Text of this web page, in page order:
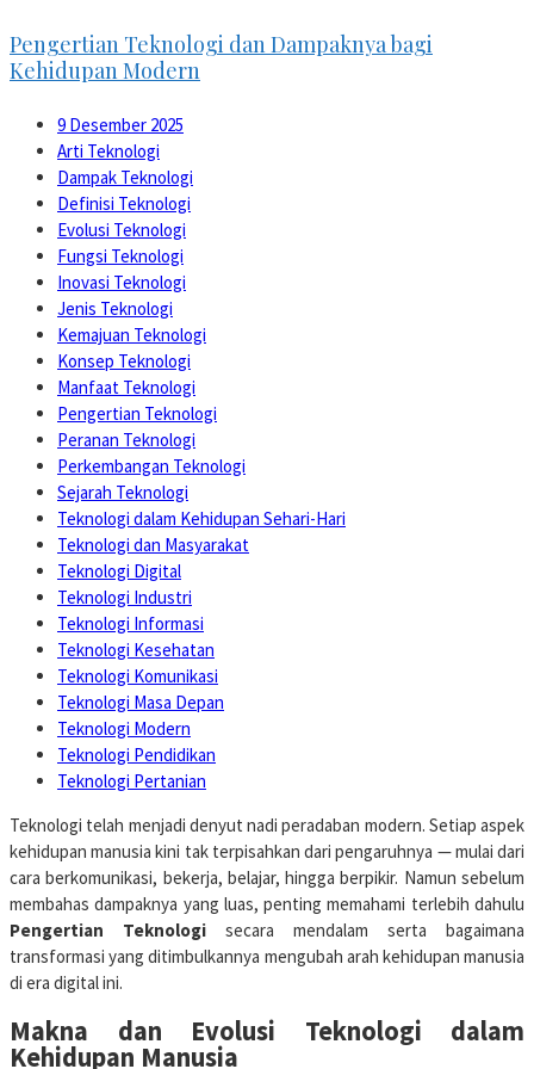
Pengertian Teknologi dan Dampaknya bagi
Kehidupan Modern
9 Desember 2025
Arti Teknologi
Dampak Teknologi
Definisi Teknologi
Evolusi Teknologi
Fungsi Teknologi
Inovasi Teknologi
Jenis Teknologi
Kemajuan Teknologi
Konsep Teknologi
Manfaat Teknologi
Pengertian Teknologi
Peranan Teknologi
Perkembangan Teknologi
Sejarah Teknologi
Teknologi dalam Kehidupan Sehari-Hari
Teknologi dan Masyarakat
Teknologi Digital
Teknologi Industri
Teknologi Informasi
Teknologi Kesehatan
Teknologi Komunikasi
Teknologi Masa Depan
Teknologi Modern
Teknologi Pendidikan
Teknologi Pertanian
Teknologi telah menjadi denyut nadi peradaban modern. Setiap aspek
kehidupan manusia kini tak terpisahkan dari pengaruhnya — mulai dari
cara berkomunikasi, bekerja, belajar, hingga berpikir. Namun sebelum
membahas dampaknya yang luas, penting memahami terlebih dahulu
Pengertian Teknologi secara mendalam serta bagaimana
transformasi yang ditimbulkannya mengubah arah kehidupan manusia
di era digital ini.
Makna dan Evolusi Teknologi dalam
Kehidupan Manusia